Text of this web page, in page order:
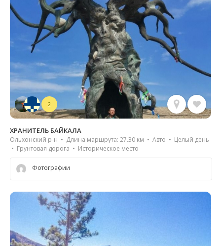
2
ХРАНИТЕЛЬ БАЙКАЛА
Ольхонский р-н • Длина маршрута: 27.30 км • Авто • Целый день
• Грунтовая дорога • Историческое место
Фотографии